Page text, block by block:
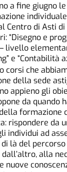
a fine giugno
di Asti di
“Disegno e
livello
e “Contabilità
corsi che
della sede
appieno gli
da quando
formazione
rispondere da
individui ad
là del
alla
nuove